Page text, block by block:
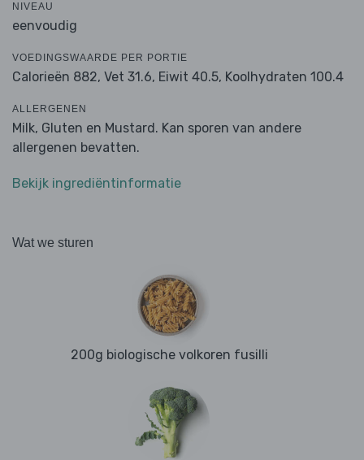
NIVEAU
eenvoudig
VOEDINGSWAARDE PER PORTIE
Calorieën 882, Vet 31.6, Eiwit 40.5, Koolhydraten 100.4
ALLERGENEN
Milk, Gluten en Mustard. Kan sporen van andere
allergenen bevatten.
Bekijk ingrediëntinformatie
Wat we sturen
200g biologische volkoren fusilli